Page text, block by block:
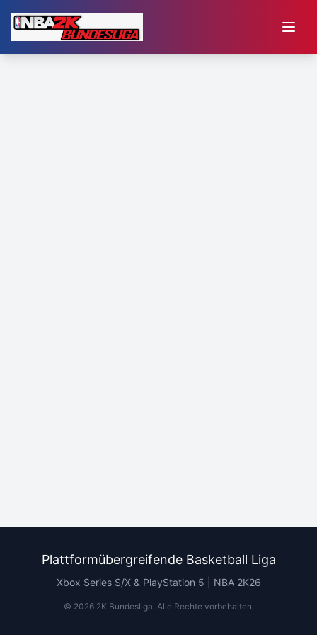
Plattformübergreifende Basketball Liga
Xbox Series S/X & PlayStation 5 | NBA 2K26
© 20262K Bundesliga. Alle Rechte vorbehalten.